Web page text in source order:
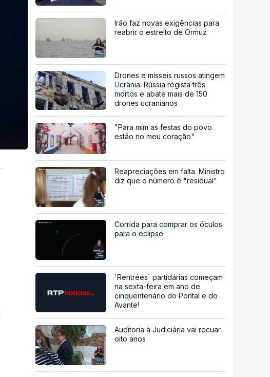
Irão faz novas exigências para
reabrir o estreito de Ormuz
Drones e mísseis russos atingem
Ucrânia. Rússia regista três
mortos e abate mais de 150
drones ucranianos
"Para mim as festas do povo
estão no meu coração"
Reapreciações em falta. Ministro
diz que o número é "residual"
Corrida para comprar os óculos
para o eclipse
`Rentrées` partidárias começam
na sexta-feira em ano de
cinquentenário do Pontal e do
Avante!
Auditoria à Judiciária vai recuar
oito anos